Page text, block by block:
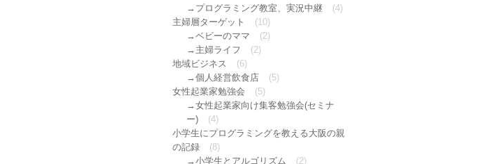
プログラミング教室、実況中継
(4)
主婦層ターゲット
(10)
ベビーのママ
(2)
主婦ライフ
(2)
地域ビジネス
(6)
個人経営飲食店
(5)
女性起業家勉強会
(5)
女性起業家向け集客勉強会(セミナ
ー)
(4)
小学生にプログラミングを教える大阪の親
の記録
(8)
小学生とアルゴリズム
(2)